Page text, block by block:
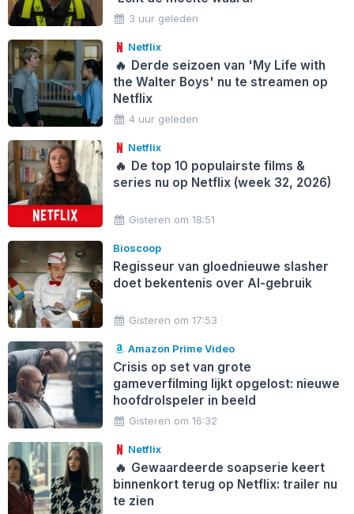
3 uur geleden
Netflix
🔥 Derde seizoen van 'My Life with
the Walter Boys' nu te streamen op
Netflix
4 uur geleden
Netflix
🔥 De top 10 populairste films &
series nu op Netflix (week 32, 2026)
Gisteren om 18:51
Bioscoop
Regisseur van gloednieuwe slasher
doet bekentenis over AI-gebruik
Gisteren om 17:53
Amazon Prime Video
Crisis op set van grote
gameverfilming lijkt opgelost: nieuwe
hoofdrolspeler in beeld
Gisteren om 16:32
Netflix
🔥 Gewaardeerde soapserie keert
binnenkort terug op Netflix: trailer nu
te zien